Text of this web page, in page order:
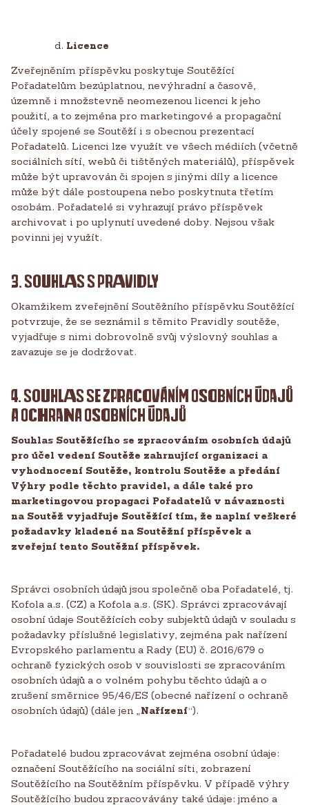
Licence
Zveřejněním příspěvku poskytuje Soutěžící
Pořadatelům bezúplatnou, nevýhradní a časově,
územně i množstevně neomezenou licenci k jeho
použití, a to zejména pro marketingové a propagační
účely spojené se Soutěží i s obecnou prezentací
Pořadatelů. Licenci lze využít ve všech médiích (včetně
sociálních sítí, webů či tištěných materiálů), příspěvek
může být upravován či spojen s jinými díly a licence
může být dále postoupena nebo poskytnuta třetím
osobám. Pořadatelé si vyhrazují právo příspěvek
archivovat i po uplynutí uvedené doby. Nejsou však
povinni jej využít.
3. SOUHLAS S PRAVIDLY
Okamžikem zveřejnění Soutěžního příspěvku Soutěžící
potvrzuje, že se seznámil s těmito Pravidly soutěže,
vyjadřuje s nimi dobrovolně svůj výslovný souhlas a
zavazuje se je dodržovat.
4. SOUHLAS SE ZPRACOVÁNÍM OSOBNÍCH ÚDAJŮ
A OCHRANA OSOBNÍCH ÚDAJŮ
Souhlas Soutěžícího se zpracováním osobních údajů
pro účel vedení Soutěže zahrnující organizaci a
vyhodnocení Soutěže, kontrolu Soutěže a předání
Výhry podle těchto pravidel, a dále také pro
marketingovou propagaci Pořadatelů v návaznosti
na Soutěž vyjadřuje Soutěžící tím, že naplní veškeré
požadavky kladené na Soutěžní příspěvek a
zveřejní tento Soutěžní příspěvek.
Správci osobních údajů jsou společně oba Pořadatelé, tj.
Kofola a.s. (CZ) a Kofola a.s. (SK). Správci zpracovávají
osobní údaje Soutěžících coby subjektů údajů v souladu s
požadavky příslušné legislativy, zejména pak nařízení
Evropského parlamentu a Rady (EU) č. 2016/679 o
ochraně fyzických osob v souvislosti se zpracováním
osobních údajů a o volném pohybu těchto údajů a o
zrušení směrnice 95/46/ES (obecné nařízení o ochraně
osobních údajů) (dále jen „ Nařízení“).
Pořadatelé budou zpracovávat zejména osobní údaje:
označení Soutěžícího na sociální síti, zobrazení
Soutěžícího na Soutěžním příspěvku. V případě výhry
Soutěžícího budou zpracovávány také údaje: jméno a